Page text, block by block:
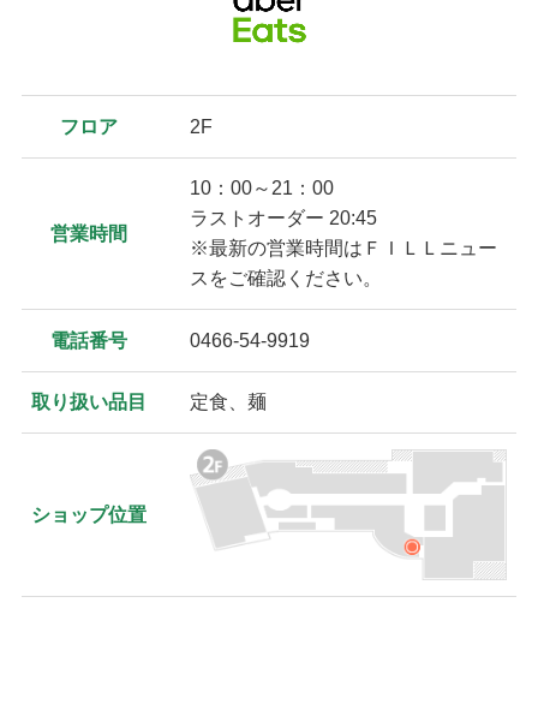
フロア 2F
営業時間
10：00～21：00
ラストオーダー 20:45
※最新の営業時間はＦＩＬＬニュー
スをご確認ください。
電話番号 0466-54-9919
取り扱い品目 定食、麺
ショップ位置